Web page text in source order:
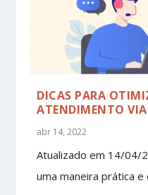
DICAS PARA
ATENDIMENTO
abr 14, 2022
Atualizado em 14/04/
uma maneira prática